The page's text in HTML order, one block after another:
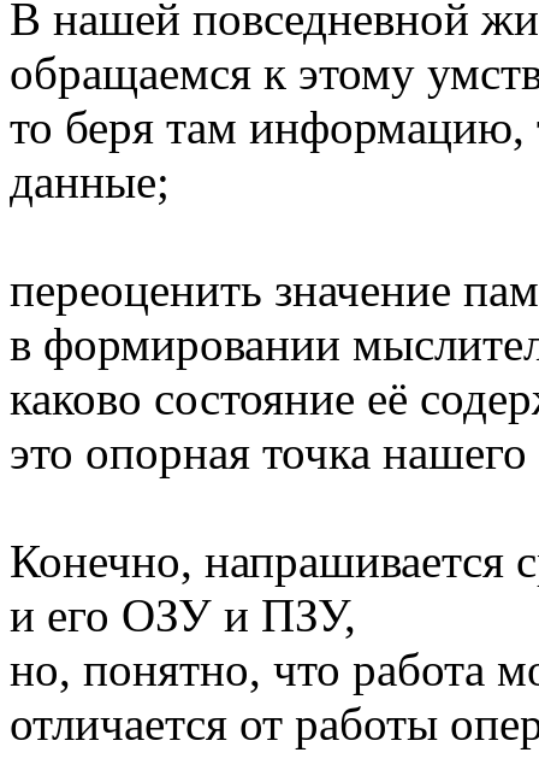
В нашей повседневной
обращаемся к этому
то беря там информацию,
данные;
переоценить значение
в формировании
каково состояние её
это опорная точка
Конечно, напрашивается
и его ОЗУ и ПЗУ,
но, понятно, что работа
отличается от работы